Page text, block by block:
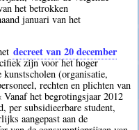
het betrokken
januari van het
decreet van 20 december
zijn voor het hoger
(organisatie,
rechten en plichten van
het begrotingsjaar 2012
per subsidieerbare student,
aangepast aan de